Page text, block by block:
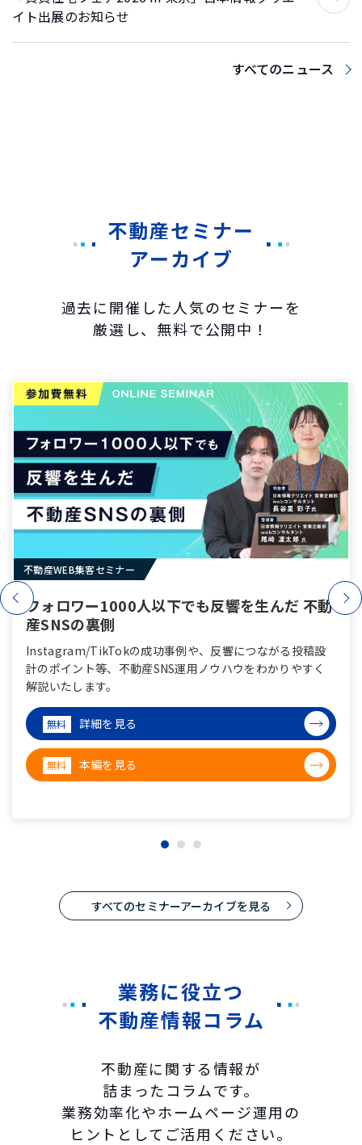
イト出展のお知らせ
すべてのニュース
不動産セミナー
アーカイブ
過去に開催した人気のセミナーを
厳選し、無料で公開中！
不動産WEB集客セミナー
フォロワー1000人以下でも反響を⽣んだ 不動
産SNSの裏側
Instagram/TikTokの成功事例や、反響につながる投稿設
計のポイント等、不動産SNS運用ノウハウをわかりやすく
解説いたします。
無料 詳細を見る
無料 本編を見る
すべてのセミナーアーカイブを見る
業務に役立つ
不動産情報コラム
不動産に関する情報が
詰まったコラムです。
業務効率化やホームページ運用の
ヒントとしてご活用ください。